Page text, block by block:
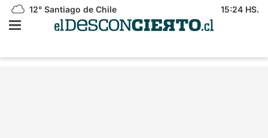
12° Santiago de Chile 15:24 HS.